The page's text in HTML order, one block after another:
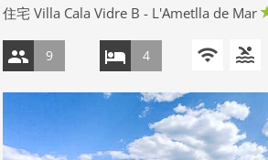
住宅 Villa Cala Vidre B - L'Ametlla de Mar
9 4